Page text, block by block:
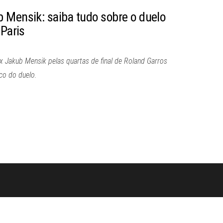
Mensik: saiba tudo sobre o duelo
Jakub Mensik pelas quartas de final de Roland Garros
do duelo.